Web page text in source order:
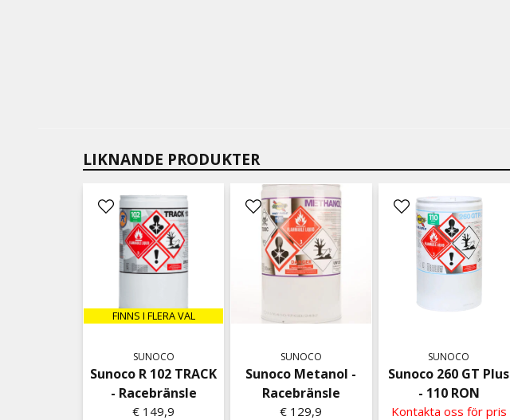
LIKNANDE PRODUKTER
FINNS I FLERA VAL
SUNOCO
Sunoco R 102 TRACK
- Racebränsle
€ 149,9
SUNOCO
Sunoco Metanol -
Racebränsle
€ 129,9
SUNOCO
Sunoco 260 GT Plus
- 110 RON
Kontakta oss för pris